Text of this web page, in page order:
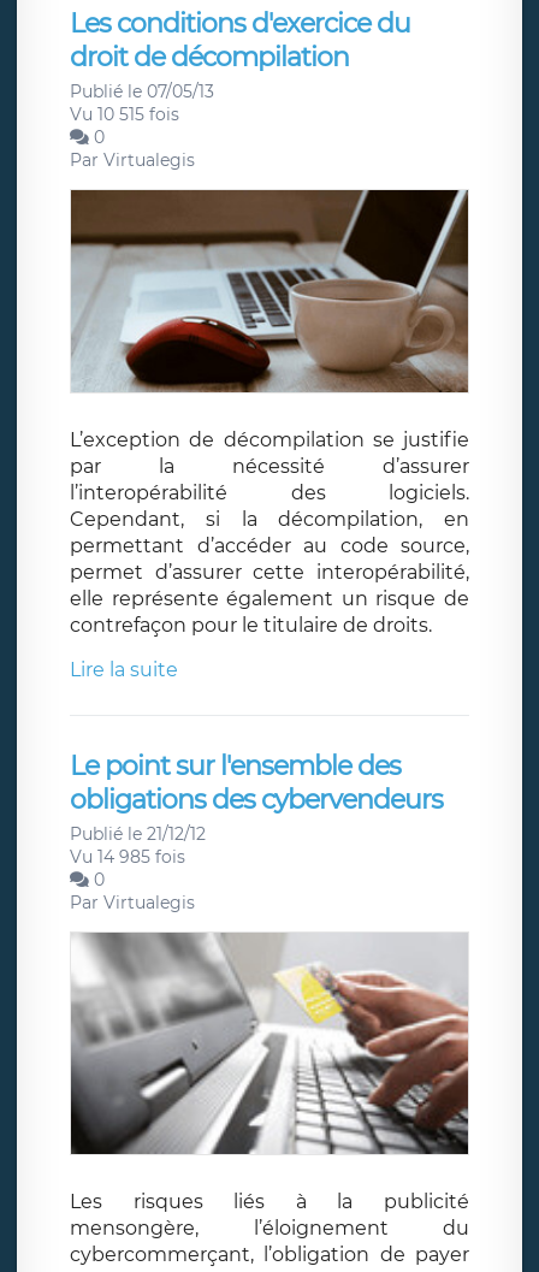
Les conditions d'exercice du
droit de décompilation
Publié le 07/05/13
Vu 10 515 fois
0
Par Virtualegis
L’exception de décompilation se justifie
par la nécessité d’assurer
l’interopérabilité des logiciels.
Cependant, si la décompilation, en
permettant d’accéder au code source,
permet d’assurer cette interopérabilité,
elle représente également un risque de
contrefaçon pour le titulaire de droits.
Lire la suite
Le point sur l'ensemble des
obligations des cybervendeurs
Publié le 21/12/12
Vu 14 985 fois
0
Par Virtualegis
Les risques liés à la publicité
mensongère, l’éloignement du
cybercommerçant, l’obligation de payer